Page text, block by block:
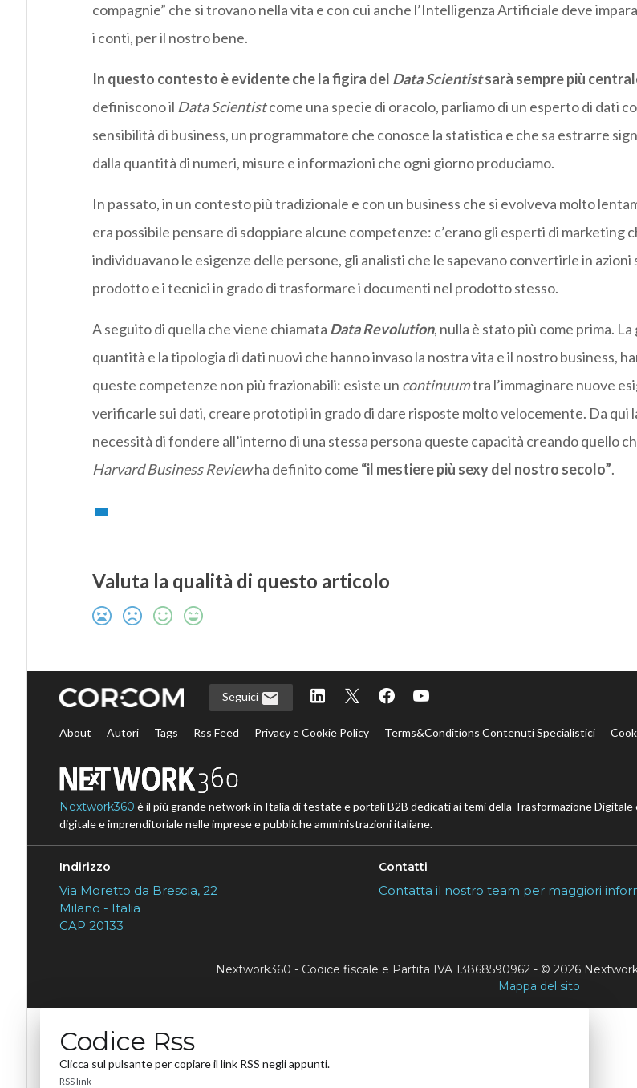
compagnie” che si trovano nella vita e con cui anche l’Intelligenza Artificiale deve
i conti, per il nostro bene.
In questo contesto è evidente che la figira del Data Scientistsarà sempre più
definiscono il Data Scientistcome una specie di oracolo, parliamo di un esperto di dati
sensibilità di business, un programmatore che conosce la statistica e che sa estrarre
dalla quantità di numeri, misure e informazioni che ogni giorno produciamo.
In passato, in un contesto più tradizionale e con un business che si evolveva molto
era possibile pensare di sdoppiare alcune competenze: c’erano gli esperti di marketing
individuavano le esigenze delle persone, gli analisti che le sapevano convertirle in azioni
prodotto e i tecnici in grado di trasformare i documenti nel prodotto stesso.
A seguito di quella che viene chiamata Data Revolution, nulla è stato più come prima. La
quantità e la tipologia di dati nuovi che hanno invaso la nostra vita e il nostro business,
queste competenze non più frazionabili: esiste un continuumtra l’immaginare nuove
verificarle sui dati, creare prototipi in grado di dare risposte molto velocemente. Da qui
necessità di fondere all’interno di una stessa persona queste capacità creando quello
Harvard Business Reviewha definito come “il mestiere più sexy del nostro secolo”.
Valuta la qualità di questo articolo
Seguici
About Autori Tags Rss Feed Privacy e Cookie Policy Terms&Conditions Contenuti Specialistici
Nextwork360 è il più grande network in Italia di testate e portali B2B dedicati ai temi della Trasformazione
digitale e imprenditoriale nelle imprese e pubbliche amministrazioni italiane.
Indirizzo
Via Moretto da Brescia, 22
Milano - Italia
CAP 20133
Contatti
Contatta il nostro team per maggiori
Nextwork360 - Codice fiscale e Partita IVA 13868590962 - © 2026
Mappa del sito
Codice Rss
Clicca sul pulsante per copiare il link RSS negli appunti.
RSS link